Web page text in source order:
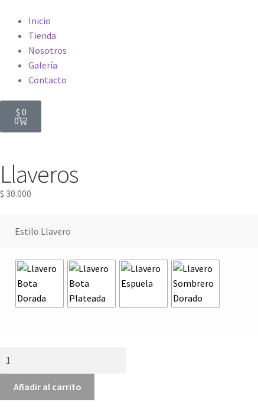
Inicio
Tienda
Nosotros
Galería
Contacto
$ 0
0
Llaveros
$ 30.000
Estilo Llavero
Añadir al carrito